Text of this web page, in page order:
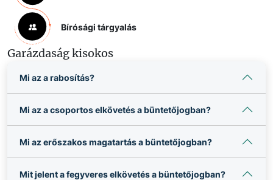
Bírósági tárgyalás
Garázdaság kisokos
Mi az a rabosítás?
Mi az a csoportos elkövetés a büntetőjogban?
Mi az erőszakos magatartás a büntetőjogban?
Mit jelent a fegyveres elkövetés a büntetőjogban?